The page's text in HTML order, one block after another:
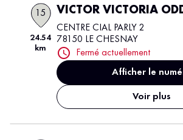
15
24.54
km
VICTOR VICTORIA
CENTRE CIAL PARLY 2
78150 LE CHESNAY
Fermé actuellement
Afficher le
Voir plus